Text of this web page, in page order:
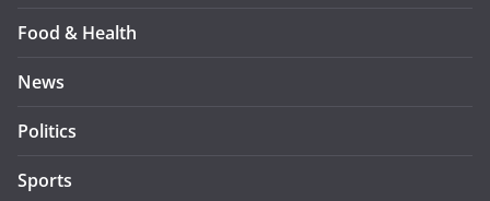
Food & Health
News
Politics
Sports